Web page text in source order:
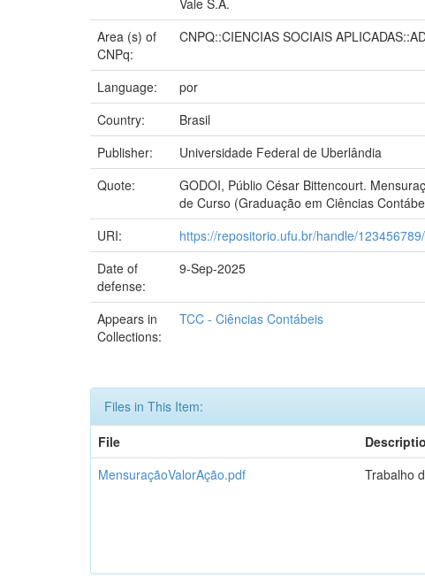
Area (s) of
CNPq:
CNPQ::CIENCIAS SOCIAIS
Language:
por
Country:
Brasil
Publisher:
Universidade Federal de Uberlândia
Quote:
GODOI, Públio César Bittencourt.
de Curso (Graduação em Ciências
URI:
https://repositorio.ufu.br/handle/
Date of
defense:
9-Sep-2025
Appears in
Collections:
TCC - Ciências Contábeis
Files in This Item:
File
MensuraçãoValorAção.pdf
Trabalho